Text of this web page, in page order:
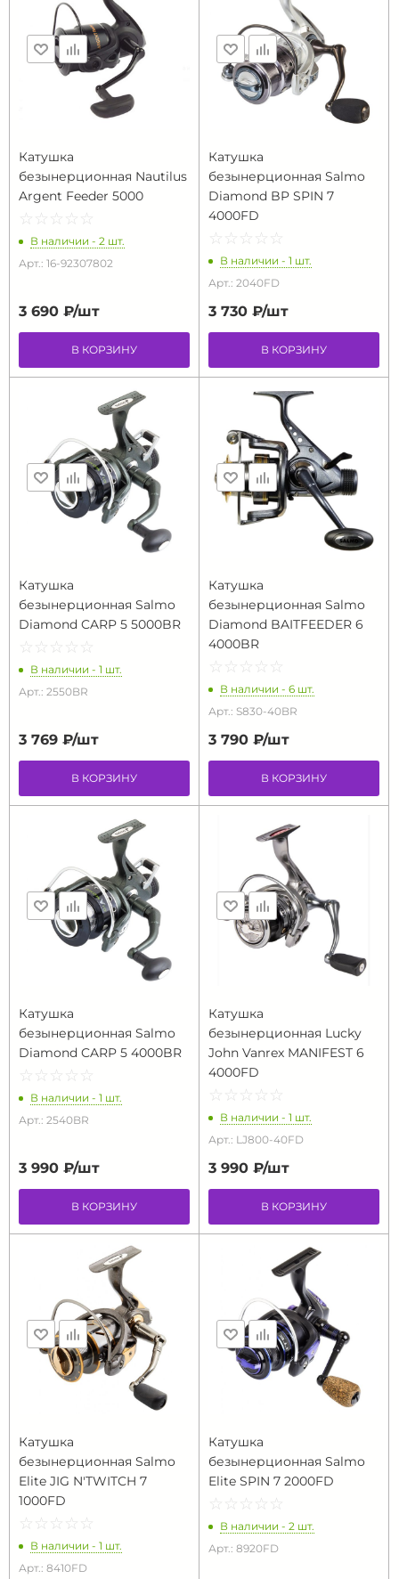
Катушка
безынерционная Nautilus
Argent Feeder 5000
☆ ☆ ☆ ☆ ☆
★ ★ ★ ★ ★
В наличии - 2 шт.
Арт.: 16-92307802
3 690 ₽/шт
В КОРЗИНУ
Катушка
безынерционная Salmo
Diamond BP SPIN 7
4000FD
☆ ☆ ☆ ☆ ☆
★ ★ ★ ★ ★
В наличии - 1 шт.
Арт.: 2040FD
3 730 ₽/шт
В КОРЗИНУ
Катушка
безынерционная Salmo
Diamond CARP 5 5000BR
☆ ☆ ☆ ☆ ☆
★ ★ ★ ★ ★
В наличии - 1 шт.
Арт.: 2550BR
3 769 ₽/шт
В КОРЗИНУ
Катушка
безынерционная Salmo
Diamond BAITFEEDER 6
4000BR
☆ ☆ ☆ ☆ ☆
★ ★ ★ ★ ★
В наличии - 6 шт.
Арт.: S830-40BR
3 790 ₽/шт
В КОРЗИНУ
Катушка
безынерционная Salmo
Diamond CARP 5 4000BR
☆ ☆ ☆ ☆ ☆
★ ★ ★ ★ ★
В наличии - 1 шт.
Арт.: 2540BR
3 990 ₽/шт
В КОРЗИНУ
Катушка
безынерционная Lucky
John Vanrex MANIFEST 6
4000FD
☆ ☆ ☆ ☆ ☆
★ ★ ★ ★ ★
В наличии - 1 шт.
Арт.: LJ800-40FD
3 990 ₽/шт
В КОРЗИНУ
Катушка
безынерционная Salmo
Elite JIG N'TWITCH 7
1000FD
☆ ☆ ☆ ☆ ☆
★ ★ ★ ★ ★
В наличии - 1 шт.
Арт.: 8410FD
Катушка
безынерционная Salmo
Elite SPIN 7 2000FD
☆ ☆ ☆ ☆ ☆
★ ★ ★ ★ ★
В наличии - 2 шт.
Арт.: 8920FD